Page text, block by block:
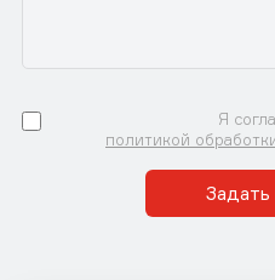
Я
политикой
Задать